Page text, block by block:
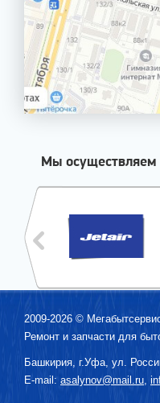
Мы осуществляем
2009-2026 ©
Ремонт и запчасти для
Башкирия, г.Уфа, ул.
E-mail: asalynov@mail.ru,